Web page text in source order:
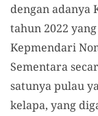
dengan adanya
tahun 2022
Kepmendari
Sementara
satunya pulau
kelapa, yang